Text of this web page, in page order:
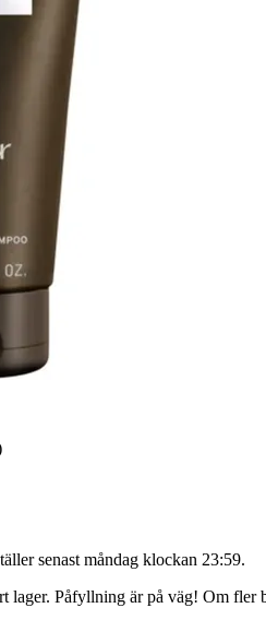
senast måndag klockan 23:59.
Påfyllning är på väg! Om fler